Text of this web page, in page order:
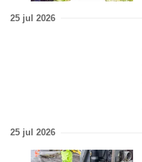
25 jul 2026
25 jul 2026